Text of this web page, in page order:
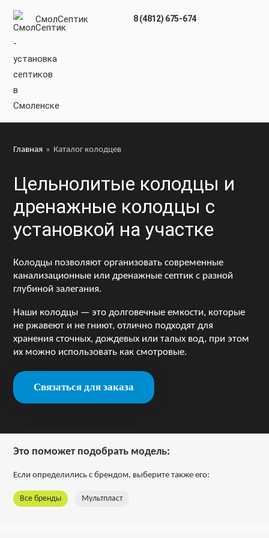
СмолСептик 8 (4812) 675-674
Главная » Каталог колодцев
Цельнолитые колодцы и
дренажные колодцы с
установкой на участке
Колодцы позволяют организовать современные
канализационные или дренажные септик с разной
глубиной залегания.
Наши колодцы — это долговечные емкости, которые
не ржавеют и не гниют, отлично подходят для
хранения сточных, дождевых или талых вод, при этом
их можно использовать как смотровые.
Это поможет подобрать модель:
Если определились с брендом, выберите также его:
Все бренды Мультпласт